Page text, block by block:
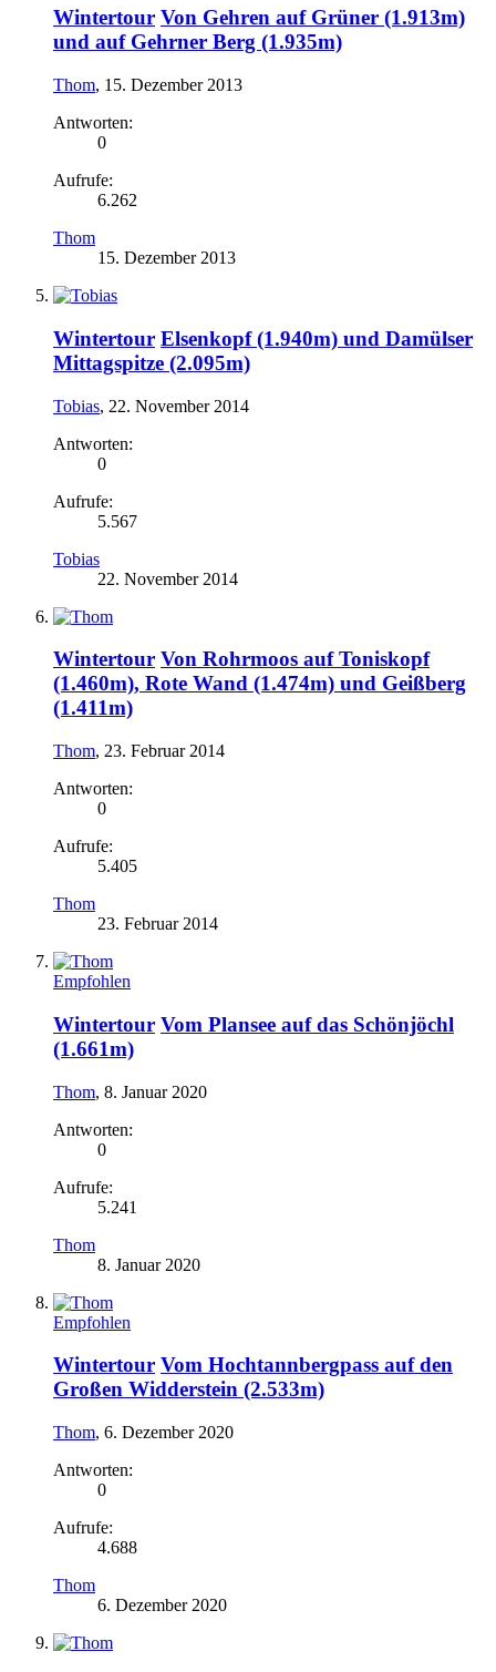
Wintertour Von Gehren auf Grüner (1.913m)
und auf Gehrner Berg (1.935m)
Thom, 15. Dezember 2013
Antworten:
0
Aufrufe:
6.262
Thom
15. Dezember 2013
Wintertour Elsenkopf (1.940m) und Damülser
Mittagspitze (2.095m)
Tobias, 22. November 2014
Antworten:
0
Aufrufe:
5.567
Tobias
22. November 2014
Wintertour Von Rohrmoos auf Toniskopf
(1.460m), Rote Wand (1.474m) und Geißberg
(1.411m)
Thom, 23. Februar 2014
Antworten:
0
Aufrufe:
5.405
Thom
23. Februar 2014
Empfohlen
Wintertour Vom Plansee auf das Schönjöchl
(1.661m)
Thom, 8. Januar 2020
Antworten:
0
Aufrufe:
5.241
Thom
8. Januar 2020
Empfohlen
Wintertour Vom Hochtannbergpass auf den
Großen Widderstein (2.533m)
Thom, 6. Dezember 2020
Antworten:
0
Aufrufe:
4.688
Thom
6. Dezember 2020